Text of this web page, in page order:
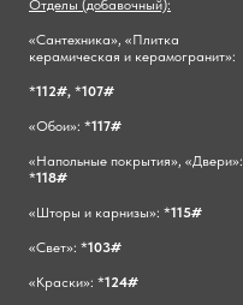
Отделы (добавочный):
«Сантехника», «Плитка
керамическая и керамогранит»:
*112#, *107#
«Обои»: *117#
«Напольные покрытия», «Двери»:
*118#
«Шторы и карнизы»: *115#
«Свет»: *103#
«Краски»: *124#